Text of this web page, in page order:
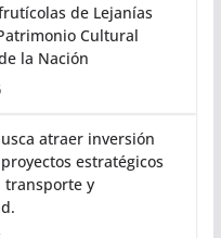
de Lejanías
Cultural
la Nación
atraer inversión
estratégicos
transporte y